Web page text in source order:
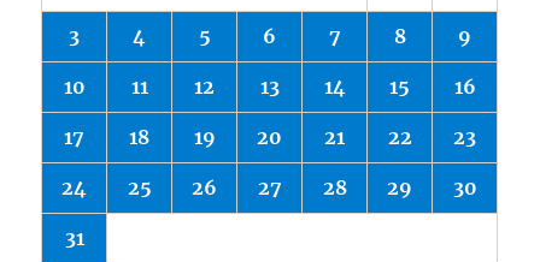
3 4 5 6 7 8 9
10 11 12 13 14 15 16
17 18 19 20 21 22 23
24 25 26 27 28 29 30
31